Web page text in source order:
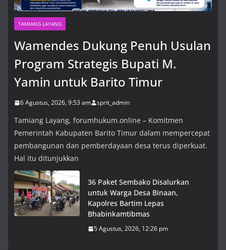
TAMIANG LAYANG
Wamendes Dukung Penuh Usulan
Program Strategis Bupati M.
Yamin untuk Barito Timur
6 Agustus, 2026, 9:53 am sprit_admin
Tamiang Layang, forumhukum.online – Komitmen
Pemerintah Kabupaten Barito Timur dalam mempercepat
pembangunan dan pemberdayaan desa terus diperkuat.
Hal itu ditunjukkan
36 Paket Sembako Disalurkan
untuk Warga Desa Binaan,
Kapolres Bartim Lepas
Bhabinkamtibmas
5 Agustus, 2026, 12:26 pm